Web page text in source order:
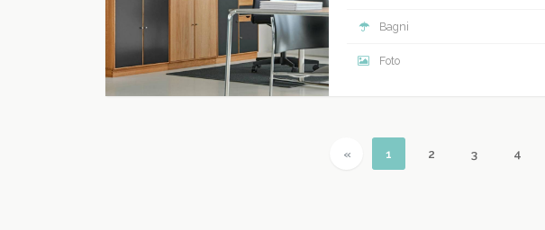
Bagni
Foto
« Previous
1 (current)
2 3 4